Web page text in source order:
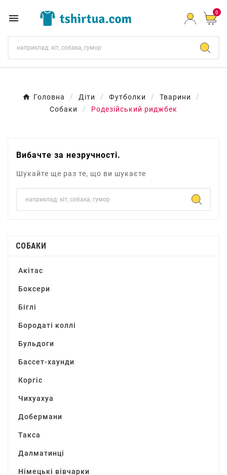
 0
Головна Діти Футболки
Тварини
Собаки
Родезійський риджбек
Вибачте за незручності.
Шукайте ще раз те, що ви шукаєте
СОБАКИ
Акітас
Боксери
Біглі
Бородаті коллі
Бульдоги
Бассет-хаунди
Коргіс
Чихуахуа
Добермани
Такса
Далматинці
Німецькі вівчарки